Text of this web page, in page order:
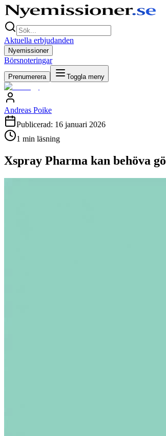
Aktuella erbjudanden
Nyemissioner
Börsnoteringar
Prenumerera Toggla meny
Andreas Poike
Publicerad: 16 januari 2026
1 min läsning
Xspray Pharma kan behöva